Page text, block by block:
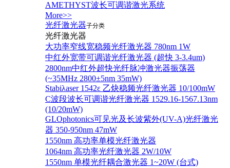
AMETHYST波长可调谐激光系统
More>>
光纤激光器子分类
光纤激光器
大功率窄线宽稳频光纤激光器 780nm 1W
中红外宽带可调谐光纤激光器 (超快 3-3.4um)
2800nm中红外超快光纤脉冲激光器振荡器
(~35MHz 2800±5nm 35mW)
Stabiλaser 1542ε 乙炔稳频光纤激光器 10/100mW
C波段波长可调谐光纤激光器 1529.16-1567.13nm
(10/20mW)
GLOphotonics可见光及长波紫外(UV-A)光纤激光
器 350-950nm 47mW
1550nm 高功率单模光纤激光器
1064nm 高功率光纤激光器 2W/10W
1550nm 单模光纤耦合激光器 1~20W (台式)